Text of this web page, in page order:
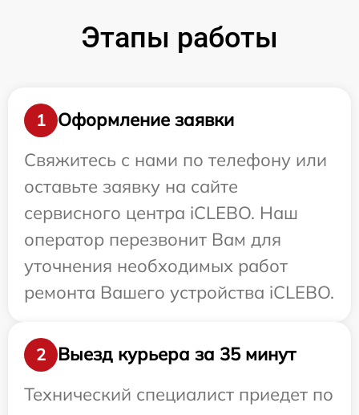
Этапы работы
1
Оформление заявки
Свяжитесь с нами по телефону или
оставьте заявку на сайте
сервисного центра iCLEBO. Наш
оператор перезвонит Вам для
уточнения необходимых работ
ремонта Вашего устройства iCLEBO.
2
Выезд курьера за 35 минут
Технический специалист приедет по